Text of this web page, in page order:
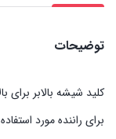
توضیحات
کلید شیشه بالابر
برای راننده مورد